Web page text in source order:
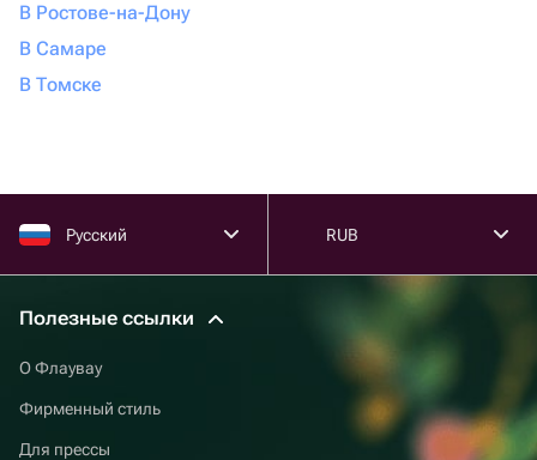
В Ростове-на-Дону
В Самаре
В Томске
Русский RUB
Полезные ссылки
О Флаувау
Фирменный стиль
Для прессы